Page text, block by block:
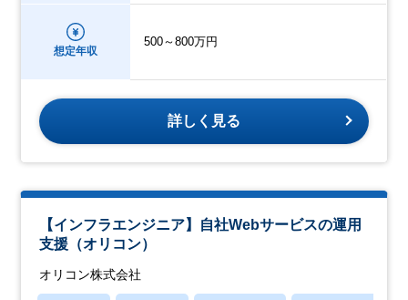
想定年収
500～800万円
詳しく見る
【インフラエンジニア】自社Webサービスの運用
支援（オリコン）
オリコン株式会社